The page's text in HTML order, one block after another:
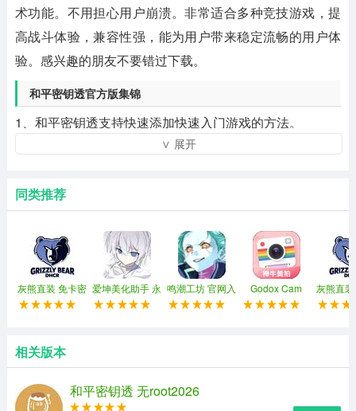
术功能。不用担心用户崩溃。非常适合多种竞技游戏，提
高战斗体验，兼容性强，能为用户带来稳定流畅的用户体
验。感兴趣的朋友不要错过下载。
和平密钥透官方版集锦
1、和平密钥透支持快速添加快速入门游戏的方法。
2、支持图像对齐系统之间的切换，让您的对齐方式与众不
3、支持微调十字准线位置，满足不同手机的需求。
4、该软件可以为您提供专业帮助。
∨ 展开
同类推荐
灰熊直装 免卡密 爱坤美化助手 永
久免费版
鸣潮工坊 官网入
口
Godox Cam 灰熊直
相关版本
和平密钥透 无root2026